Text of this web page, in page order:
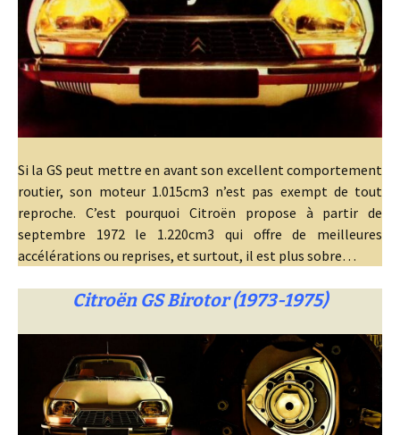
Si la GS peut mettre en avant son excellent comportement
routier, son moteur 1.015cm3 n’est pas exempt de tout
reproche. C’est pourquoi Citroën propose à partir de
septembre 1972 le 1.220cm3 qui offre de meilleures
accélérations ou reprises, et surtout, il est plus sobre…
Citroën GS Birotor (1973-1975)